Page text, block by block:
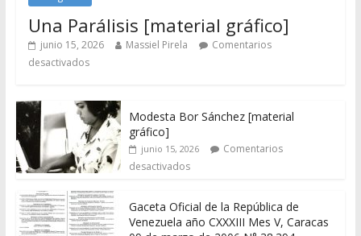
Una Parálisis [material gráfico]
junio 15, 2026 Massiel Pirela
Comentarios
desactivados
Modesta Bor Sánchez [material
gráfico]
junio 15, 2026
Comentarios
desactivados
Gaceta Oficial de la República de
Venezuela año CXXXIII Mes V, Caracas